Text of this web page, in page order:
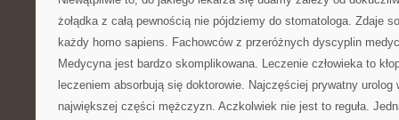
żołądka z całą pewnością nie pójdziemy do stomatologa. Zdaje
każdy homo sapiens. Fachowców z przeróżnych dyscyplin
Medycyna jest bardzo skomplikowana. Leczenie człowieka to
leczeniem absorbują się doktorowie. Najczęściej prywatny urolog
największej części mężczyzn. Aczkolwiek nie jest to reguła.